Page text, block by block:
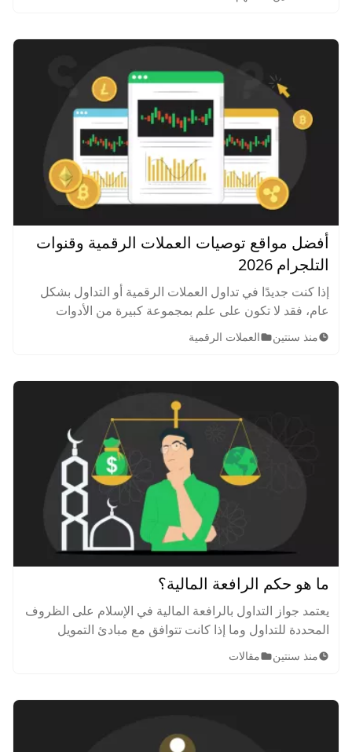
المؤثرة عليه.
أفضل مواقع توصيات العملات الرقمية وقنوات
التلجرام 2026
إذا كنت جديدًا في تداول العملات الرقمية أو التداول بشكل
عام، فقد لا تكون على علم بمجموعة كبيرة من الأدوات
المساعدة للتداول، وهي توصيات العملات الرقمية، أو إشارات
التداول. فما هي أفضل مواقع توصيات العملات الرقمية
منذ سنتين العملات الرقمية
ما هو حكم الرافعة المالية؟
يعتمد جواز التداول بالرافعة المالية في الإسلام على الظروف
المحددة للتداول وما إذا كانت تتوافق مع مبادئ التمويل
الإسلامي. فما هو حكم التداول بالرافعة المالية؟
منذ سنتين مقالات